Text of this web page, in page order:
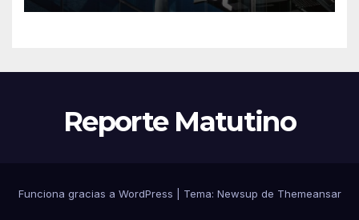
Reporte Matutino
Funciona gracias a WordPress Tema: Newsup de Themeansar